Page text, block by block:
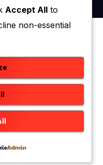
Accept All to
non-essential